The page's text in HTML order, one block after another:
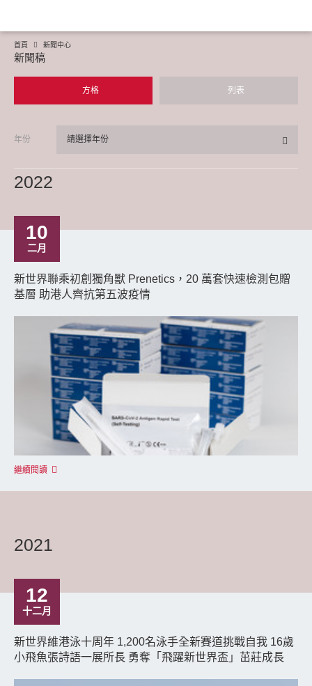
首頁 新聞中心
新聞稿
方格 列表
年份 請選擇年份
2022
10
二月
新世界聯乘初創獨角獸 Prenetics，20 萬套快速檢測包贈
基層 助港人齊抗第五波疫情
繼續閱讀
2021
12
十二月
新世界維港泳十周年 1,200名泳手全新賽道挑戰自我 16歲
小飛魚張詩語一展所長 勇奪「飛躍新世界盃」茁莊成長